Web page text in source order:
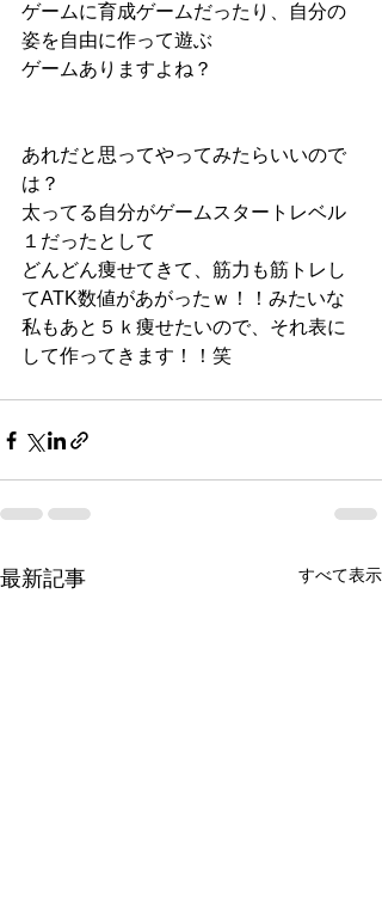
ゲームに育成ゲームだったり、自分の
姿を自由に作って遊ぶ
ゲームありますよね？
あれだと思ってやってみたらいいので
は？
太ってる自分がゲームスタートレベル
１だったとして
どんどん痩せてきて、筋力も筋トレし
てATK数値があがったｗ！！みたいな
私もあと５ｋ痩せたいので、それ表に
して作ってきます！！笑
最新記事 すべて表示